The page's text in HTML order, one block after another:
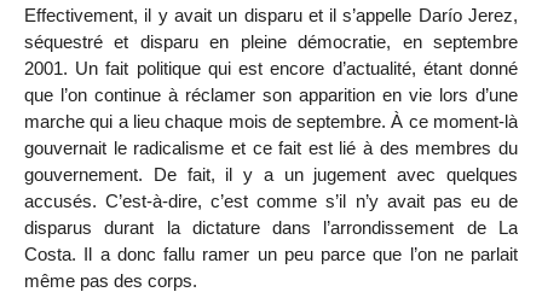
Effectivement, il y avait un disparu et il s’appelle Darío Jerez,
séquestré et disparu en pleine démocratie, en septembre
2001. Un fait politique qui est encore d’actualité, étant donné
que l’on continue à réclamer son apparition en vie lors d’une
marche qui a lieu chaque mois de septembre. À ce moment-là
gouvernait le radicalisme et ce fait est lié à des membres du
gouvernement. De fait, il y a un jugement avec quelques
accusés. C’est-à-dire, c’est comme s’il n’y avait pas eu de
disparus durant la dictature dans l’arrondissement de La
Costa. Il a donc fallu ramer un peu parce que l’on ne parlait
même pas des corps.